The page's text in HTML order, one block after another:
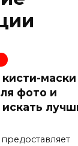
маски
фото и
искать